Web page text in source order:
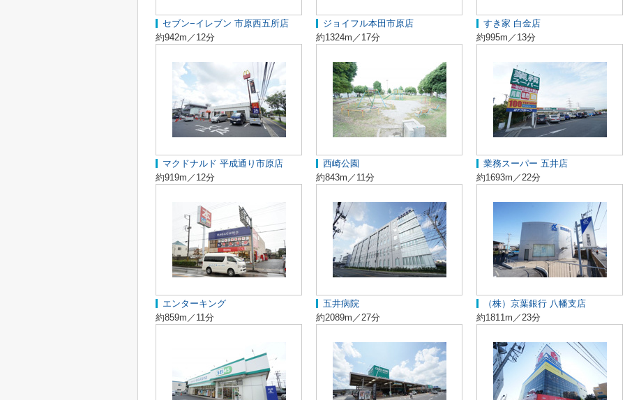
セブン−イレブン 市原西五所店
約942m／12分
ジョイフル本田市原店
約1324m／17分
すき家 白金店
約995m／13分
マクドナルド 平成通り市原店
約919m／12分
西崎公園
約843m／11分
業務スーパー 五井店
約1693m／22分
エンターキング
約859m／11分
五井病院
約2089m／27分
（株）京葉銀行 八幡支店
約1811m／23分